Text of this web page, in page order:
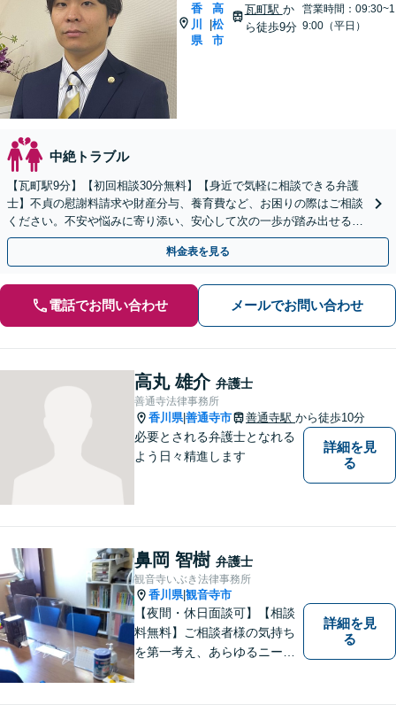
香
川
県
高
松
市
瓦町駅 か
ら徒歩9分
営業時間：09:30~1
9:00（平日）
中絶トラブル
【瓦町駅9分】【初回相談30分無料】【身近で気軽に相談できる弁護
士】不貞の慰謝料請求や財産分与、養育費など、お困りの際はご相談
ください。不安や悩みに寄り添い、安心して次の一歩が踏み出せるよ
うサポートします。【電話相談可】【休日・夜間対応】
料金表を見る
電話でお問い合わせ メールでお問い合わせ
高丸 雄介 弁護士
善通寺法律事務所
香川県|善通寺市 善通寺駅 から徒歩10分
必要とされる弁護士となれる
よう日々精進します
詳細を見
る
鼻岡 智樹 弁護士
観音寺いぶき法律事務所
香川県|観音寺市
【夜間・休日面談可】【相談
料無料】ご相談者様の気持ち
を第一考え、あらゆるニーズ
の問題解決のサポートをさせ
詳細を見
る